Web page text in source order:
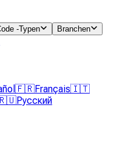
-Typen
Branchen
🇫🇷Français🇮🇹
Русский